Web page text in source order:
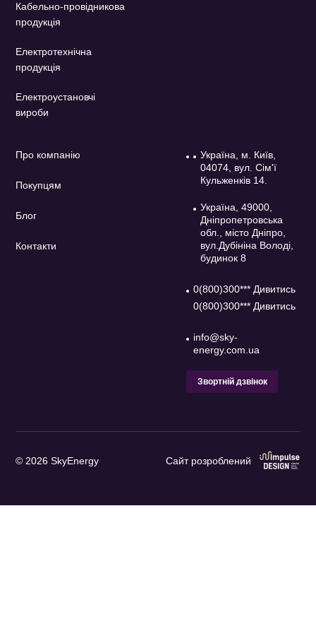
Кабельно-провідникова
продукція
Електротехнічна
продукція
Електроустановчі
вироби
Про компанію
Покупцям
Блог
Контакти
Україна, м. Київ,
04074, вул. Сім'ї
Кульженків 14.
Україна, 49000,
Дніпропетровська
обл., місто Дніпро,
вул.Дубініна Володі,
будинок 8
0(800)300*** Дивитись
0(800)300*** Дивитись
info@sky-
energy.com.ua
Звортній дзвінок
© 2026 SkyEnergy Сайт розроблений